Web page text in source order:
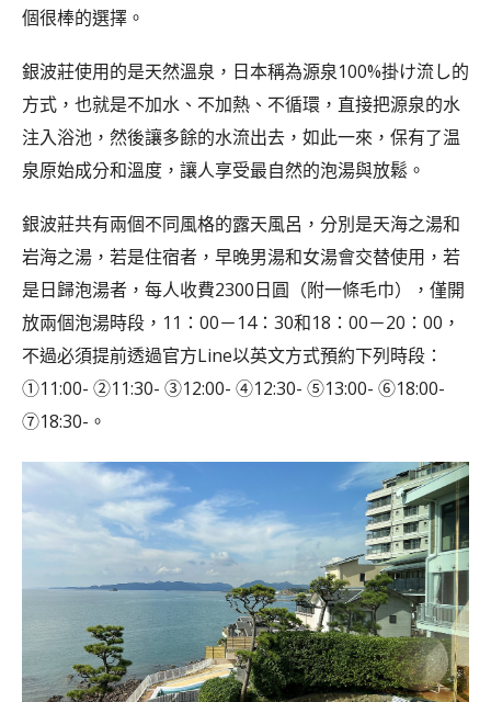
個很棒的選擇。
銀波莊使用的是天然溫泉，日本稱為源泉100%掛け流し的
方式，也就是不加水、不加熱、不循環，直接把源泉的水
注入浴池，然後讓多餘的水流出去，如此一來，保有了温
泉原始成分和溫度，讓人享受最自然的泡湯與放鬆。
銀波莊共有兩個不同風格的露天風呂，分別是天海之湯和
岩海之湯，若是住宿者，早晚男湯和女湯會交替使用，若
是日歸泡湯者，每人收費2300日圓（附一條毛巾），僅開
放兩個泡湯時段，11：00－14：30和18：00－20：00，
不過必須提前透過官方Line以英文方式預約下列時段：
①11:00- ②11:30- ③12:00- ④12:30- ⑤13:00- ⑥18:00-
⑦18:30-。